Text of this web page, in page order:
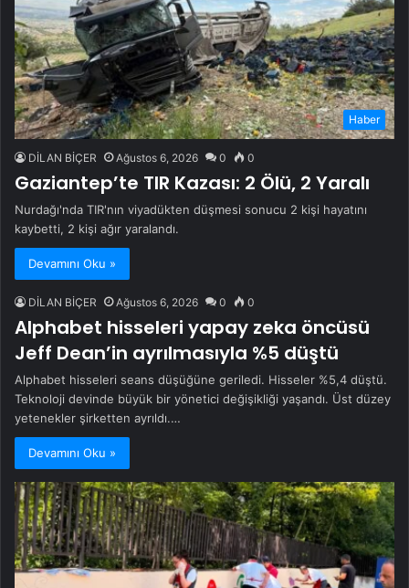
Haber
DİLAN BİÇER Ağustos 6, 2026 0 0
Gaziantep’te TIR Kazası: 2 Ölü, 2 Yaralı
Nurdağı'nda TIR'nın viyadükten düşmesi sonucu 2 kişi hayatını
kaybetti, 2 kişi ağır yaralandı.
Devamını Oku »
DİLAN BİÇER Ağustos 6, 2026 0 0
Alphabet hisseleri yapay zeka öncüsü
Jeff Dean’in ayrılmasıyla %5 düştü
Alphabet hisseleri seans düşüğüne geriledi. Hisseler %5,4 düştü.
Teknoloji devinde büyük bir yönetici değişikliği yaşandı. Üst düzey
yetenekler şirketten ayrıldı.…
Devamını Oku »